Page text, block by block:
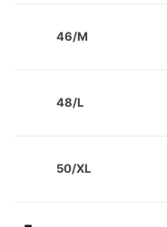
46/M
48/L
50/XL